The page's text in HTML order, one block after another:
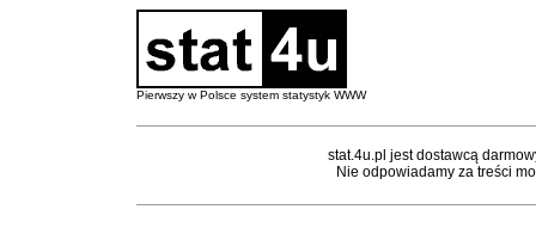
Pierwszy w Polsce system statystyk WWW
stat.4u.pl jest dostawcą
Nie odpowiadamy za treści